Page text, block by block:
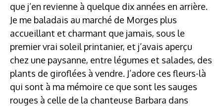
que j’en revienne à quelque dix années en arrière.
Je me baladais au marché de Morges plus
accueillant et charmant que jamais, sous le
premier vrai soleil printanier, et j’avais aperçu
chez une paysanne, entre légumes et salades, des
plants de giroflées à vendre. J’adore ces fleurs-là
qui sont à ma mémoire ce que sont les sauges
rouges à celle de la chanteuse Barbara dans